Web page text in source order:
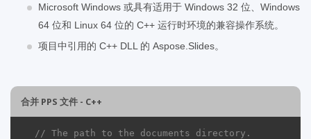
Microsoft Windows 或具有适用于 Windows 32 位、Windows
64 位和 Linux 64 位的 C++ 运行时环境的兼容操作系统。
项目中引用的 C++ DLL 的 Aspose.Slides。
合并 PPS 文件 - C++
// The path to the documents directory.